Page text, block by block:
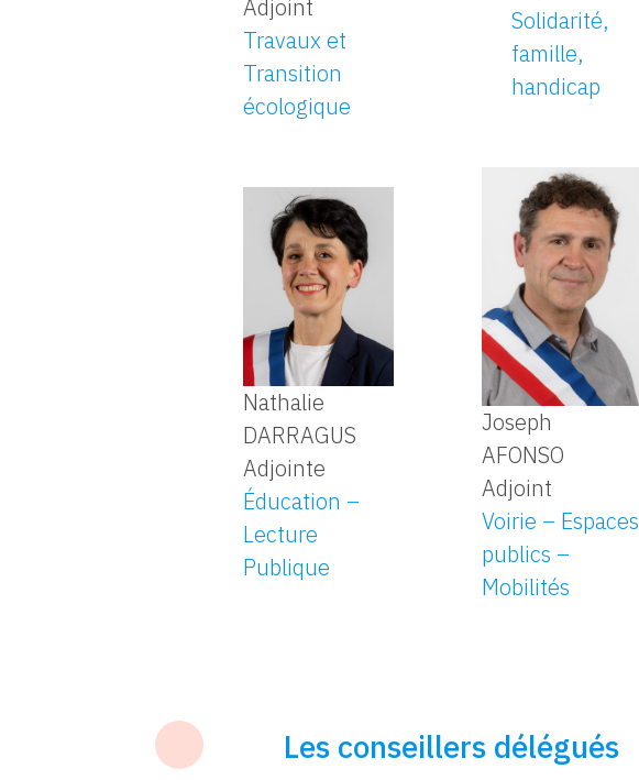
Adjoint
Travaux et
Transition
écologique
Solidarité,
famille,
handicap
Nathalie
DARRAGUS
Adjointe
Éducation –
Lecture
Publique
Joseph
AFONSO
Adjoint
Voirie – Espaces
publics –
Mobilités
Les conseillers délégués